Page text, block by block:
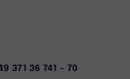
371 36 741 – 70